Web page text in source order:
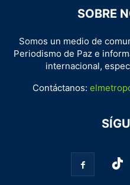
SOBRE
Somos un medio de
Periodismo de Paz e
internacional,
Contáctanos: